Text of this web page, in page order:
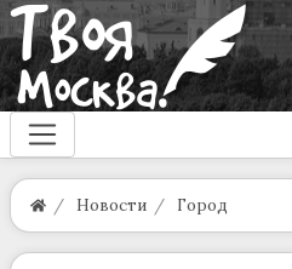
Новости Город